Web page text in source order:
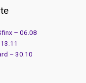
– 06.08
– 30.10